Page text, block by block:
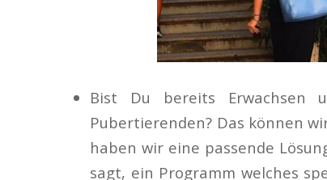
Bist Du bereits Erwachsen
Pubertierenden? Das können
haben wir eine passende
sagt, ein Programm welches